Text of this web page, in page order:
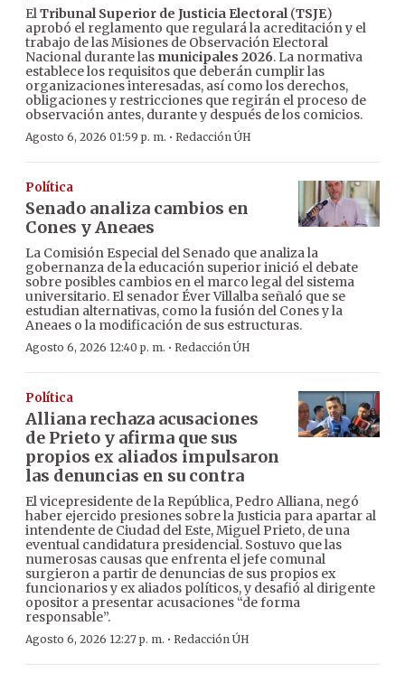
ElTribunal Superior de Justicia Electoral(TSJE)
aprobó el reglamento que regulará la acreditación y el
trabajo de las Misiones de Observación Electoral
Nacional durante las municipales 2026. La normativa
establece los requisitos que deberán cumplir las
organizaciones interesadas, así como los derechos,
obligaciones y restricciones que regirán el proceso de
observación antes, durante y después de los comicios.
Agosto 6, 2026 01:59 p. m. · Redacción ÚH
Política
Senado analiza cambios en
Cones y Aneaes
La Comisión Especial del Senado que analiza la
gobernanza de la educación superior inició el debate
sobre posibles cambios en el marco legal del sistema
universitario. El senador Éver Villalba señaló que se
estudian alternativas, como la fusión del Cones y la
Aneaes o la modificación de sus estructuras.
Agosto 6, 2026 12:40 p. m. · Redacción ÚH
Política
Alliana rechaza acusaciones
de Prieto y afirma que sus
propios ex aliados impulsaron
las denuncias en su contra
El vicepresidente de la República, Pedro Alliana, negó
haber ejercido presiones sobre la Justicia para apartar al
intendente de Ciudad del Este, Miguel Prieto, de una
eventual candidatura presidencial. Sostuvo que las
numerosas causas que enfrenta el jefe comunal
surgieron a partir de denuncias de sus propios ex
funcionarios y ex aliados políticos, y desafió al dirigente
opositor a presentar acusaciones “de forma
responsable”.
Agosto 6, 2026 12:27 p. m. · Redacción ÚH